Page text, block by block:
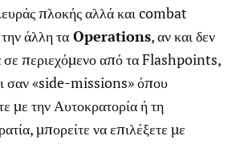
πλοκής αλλά και combat
άλλη τα Operations, αν και δεν
σε περιεχόμενο από τα Flashpoints,
σαν «side-missions» όπου
με την Αυτοκρατορία ή τη
μπορείτε να επιλέξετε με